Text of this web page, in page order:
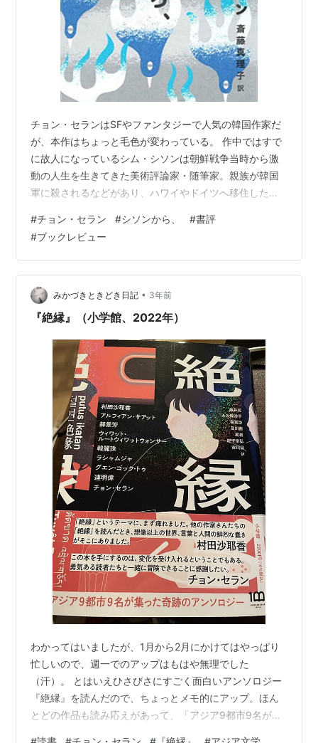
チョン・セランはSFやファンタジーで人気の韓国作家だ
が、本作はちょっと毛色が変わっている。 作中ではすで
に故人になっているシム・シソンは朝鮮戦争当時から激
動の人生を生きてきた美術評論家・随筆家。親族が韓国
軍に殺されるなどがあり、ハワイやドイツへ移住した
パでは悪女の汚名を着せられた。なんとか韓国に戻った
後は美術評論家、随筆家として有名になったが、個性的
な女傑として、旧弊な社会では悪評を受けることも多か
ったようだ。 物語はシソン女史の死後10年後に始まる。
韓国では先祖の法要を祭祀（チェサ）と言い、大げさに
執り行うことが美徳とされていたが（現在でもそ…
#チョン・セラン #シソンから、 #書評
#ブックレビュー
みかづきときどき日記 • 3年前
『絶縁』（小学館、2022年）
わかってはいましたが、1月から2月にかけてはやっぱり
忙しいので、週一でのアップはもはや無理でした
（汗）。 とはいえひさびさにすごく面白いアンソロジー
『絶縁』を読んだので、ちょっとメモ的にアップ。ほん
とどの作品も読み応えがあって、「アジア9都市9名が集